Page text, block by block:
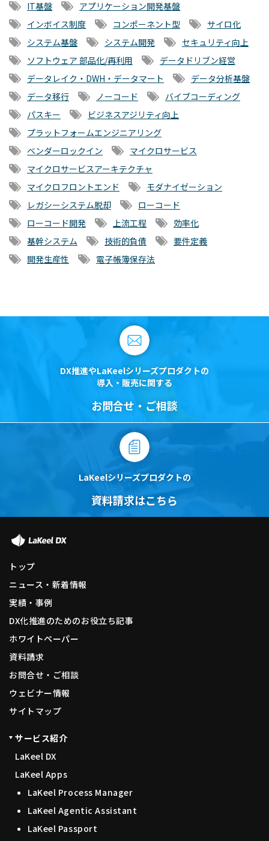
IT基盤
アプリケーション開発基盤
インボイス制度
コンポーネント型
サイロ化
システム基盤
システム開発
セキュリティ向上
ソフトウェア 部品化/再利用
データドリブン経営
データレイク・DWH・データマート
データ分析基盤
データ移行
ノーコード
バイブコーディング
パスキー
ビジネスアジリティ向上
プラットフォームエンジニアリング
ベンダーロックイン
マイクロサービス
マイクロサービスアーキテクチャ
マイクロフロントエンド
モダナイゼーション
レガシーシステム脱却
ローコード
ローコード開発
上流工程
効率化
基幹システム
技術的負債
要件定義
開発生産性
電子帳簿保存法
DX推進やLaKeelシリーズプロダクトの
導入・販売に関する
お問合せ・ご相談
LaKeelシリーズプロダクトの
資料請求はこちら
トップ
ニュース・新着情報
実績・事例
DX化推進のためのお役立ち記事
ホワイトペーパー
資料請求
お問合せ・ご相談
ウェビナー情報
サイトマップ
サービス紹介
LaKeel DX
LaKeel Apps
LaKeel Process Manager
LaKeel Agentic Assistant
LaKeel Passport